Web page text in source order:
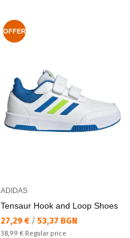
OFFER
ADIDAS
Tensaur Hook and Loop Shoes
Текуща цена:
27,29 € / 53,37 BGN
Regular price:
38,99 € Regular price